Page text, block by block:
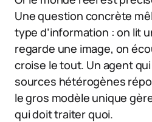
Une question concrète
type d’information : on lit
regarde une image, on
croise le tout. Un agent
sources hétérogènes
le gros modèle unique
qui doit traiter quoi.